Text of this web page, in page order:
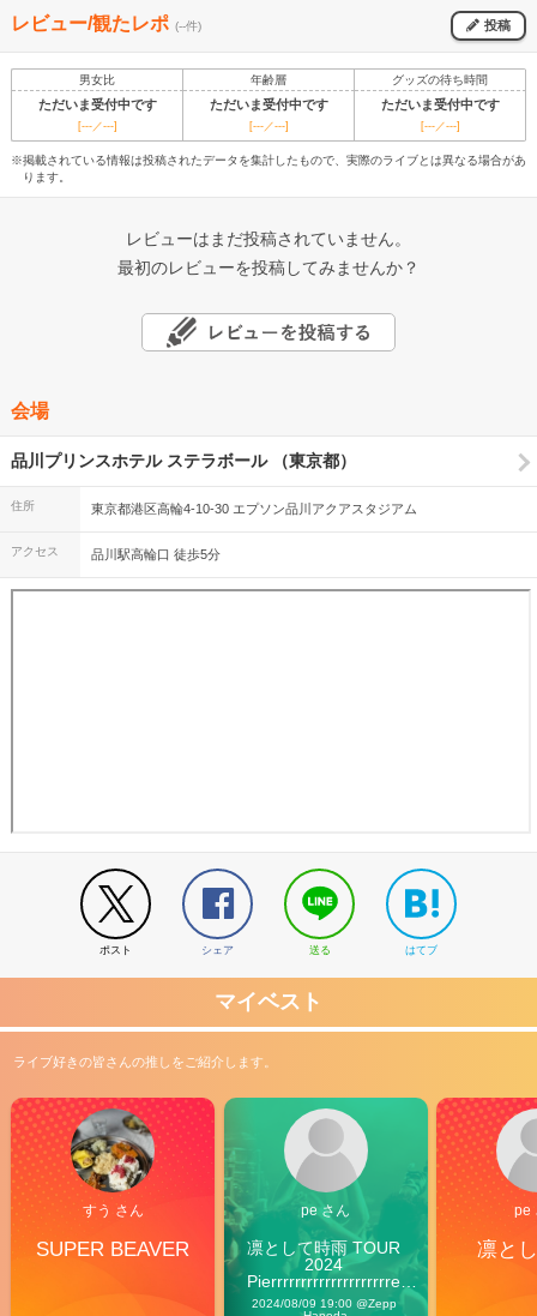
レビュー/観たレポ (--件) 投稿
男女比 年齢層 グッズの待ち時間
ただいま受付中です ただいま受付中です ただいま受付中です
[---／---] [---／---] [---／---]
※掲載されている情報は投稿されたデータを集計したもので、実際のライブとは異なる場合があ
ります。
レビューはまだ投稿されていません。
最初のレビューを投稿してみませんか？
会場
品川プリンスホテル ステラボール （東京都）
住所 東京都港区高輪4-10-30 エプソン品川アクアスタジアム
アクセス 品川駅高輪口 徒歩5分
ポスト シェア 送る はてブ
マイベスト
ライブ好きの皆さんの推しをご紹介します。
すう さん
SUPER BEAVER
pe さん
凛として時雨 TOUR
2024
Pierrrrrrrrrrrrrrrrrrrre
Vibes
2024/08/09 19:00 @Zepp
pe
凛と